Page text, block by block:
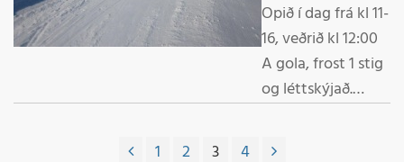
Opið í dag frá kl 11-
16, veðrið kl 12:00
A gola, frost 1 stig
og léttskýjað.
þurr snjór, s s flott
1 2 3 4